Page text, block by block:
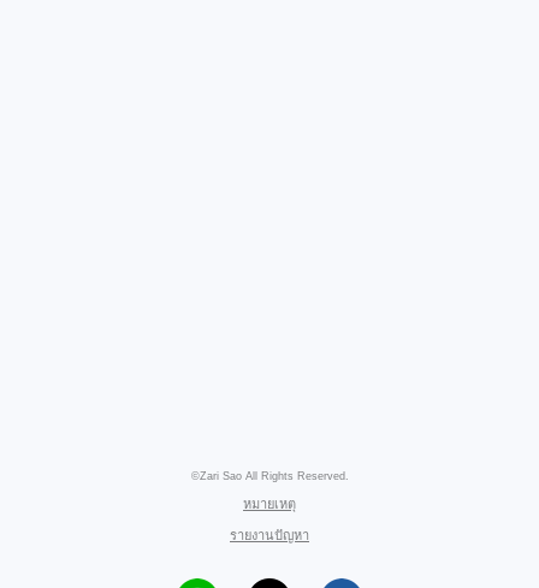
©Zari Sao All Rights Reserved.
หมายเหตุ
รายงานปัญหา